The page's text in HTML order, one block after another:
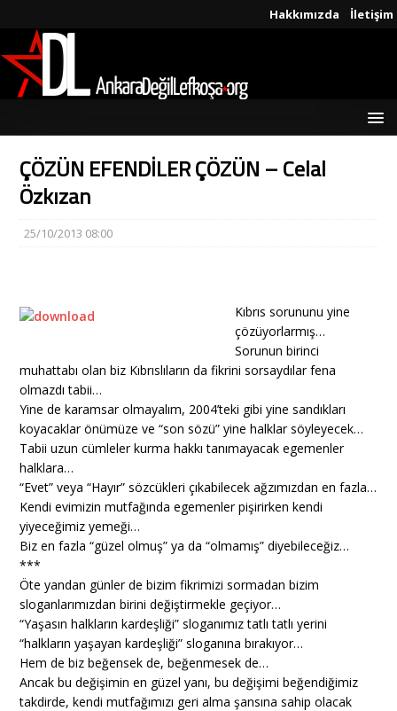
Hakkımızda İletişim
ÇÖZÜN EFENDİLER ÇÖZÜN – Celal
Özkızan
25/10/2013 08:00
Kıbrıs sorununu yine
çözüyorlarmış…
Sorunun birinci
muhattabı olan biz Kıbrıslıların da fikrini sorsaydılar fena
olmazdı tabii…
Yine de karamsar olmayalım, 2004’teki gibi yine sandıkları
koyacaklar önümüze ve “son sözü” yine halklar söyleyecek…
Tabii uzun cümleler kurma hakkı tanımayacak egemenler
halklara…
“Evet” veya “Hayır” sözcükleri çıkabilecek ağzımızdan en fazla…
Kendi evimizin mutfağında egemenler pişirirken kendi
yiyeceğimiz yemeği…
Biz en fazla “güzel olmuş” ya da “olmamış” diyebileceğiz…
***
Öte yandan günler de bizim fikrimizi sormadan bizim
sloganlarımızdan birini değiştirmekle geçiyor…
“Yaşasın halkların kardeşliği” sloganımız tatlı tatlı yerini
“halkların yaşayan kardeşliği” sloganına bırakıyor…
Hem de biz beğensek de, beğenmesek de…
Ancak bu değişimin en güzel yanı, bu değişimi beğendiğimiz
takdirde, kendi mutfağımızı geri alma şansına sahip olacak